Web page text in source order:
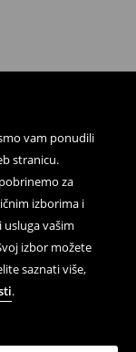
vam ponudili
stranicu.
za
izborima i
vašim
izbor možete
saznati više,
.